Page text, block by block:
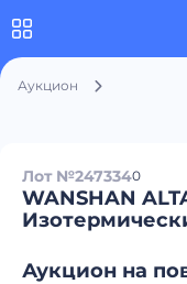
Аукцион
Лот №2473340
WANSHAN
Аукцион на